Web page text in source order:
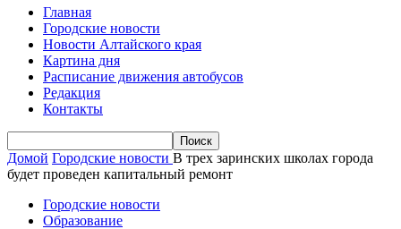
Главная
Городские новости
Новости Алтайского края
Картина дня
Расписание движения автобусов
Редакция
Контакты
Домой Городские новости В трех заринских школах города
будет проведен капитальный ремонт
Городские новости
Образование